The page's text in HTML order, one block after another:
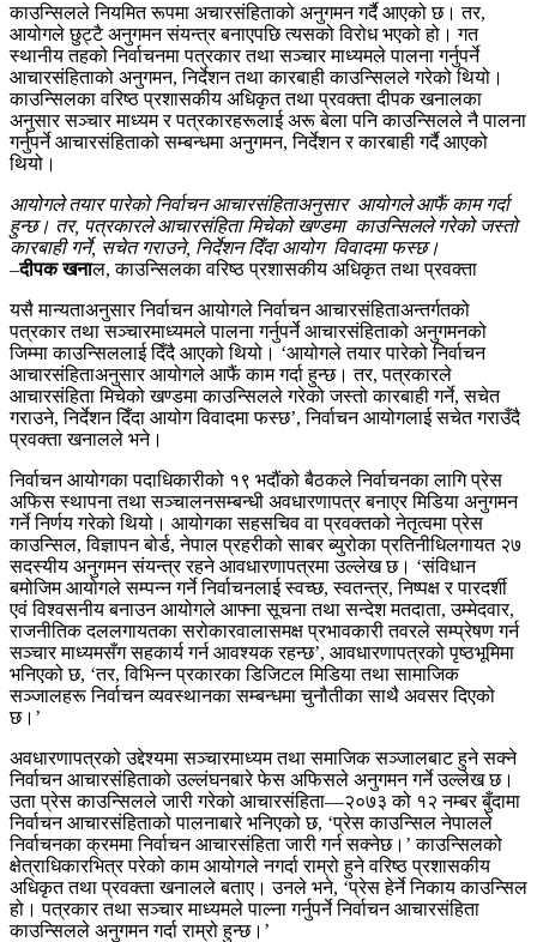
काउन्सिलले नियमित रूपमा अचारसंहिताको अनुगमन गर्दै आएको छ। तर,
आयोगले छुट्टै अनुगमन संयन्त्र बनाएपछि त्यसको विरोध भएको हो। गत
स्थानीय तहको निर्वाचनमा पत्रकार तथा सञ्चार माध्यमले पालना गर्नुपर्ने
आचारसंहिताको अनुगमन, निर्देशन तथा कारबाही काउन्सिलले गरेको थियो।
काउन्सिलका वरिष्ठ प्रशासकीय अधिकृत तथा प्रवक्ता दीपक खनालका
अनुसार सञ्चार माध्यम र पत्रकारहरूलाई अरू बेला पनि काउन्सिलले नै पालना
गर्नुपर्ने आचारसंहिताको सम्बन्धमा अनुगमन, निर्देशन र कारबाही गर्दै आएको
थियो।
आयोगले तयार पारेको निर्वाचन आचारसंहिताअनुसार आयोगले आफैं काम गर्दा
हुन्छ। तर, पत्रकारले आचारसंहिता मिचेको खण्डमा काउन्सिलले गरेको जस्तो
कारबाही गर्ने, सचेत गराउने, निर्देशन दिँदा आयोग विवादमा फस्छ।
–दीपक खनाल, काउन्सिलका वरिष्ठ प्रशासकीय अधिकृत तथा प्रवक्ता
यसै मान्यताअनुसार निर्वाचन आयोगले निर्वाचन आचारसंहिताअन्तर्गतको
पत्रकार तथा सञ्चारमाध्यमले पालना गर्नुपर्ने आचारसंहिताको अनुगमनको
जिम्मा काउन्सिललाई दिँदै आएको थियो। ‘आयोगले तयार पारेको निर्वाचन
आचारसंहिताअनुसार आयोगले आफैं काम गर्दा हुन्छ। तर, पत्रकारले
आचारसंहिता मिचेको खण्डमा काउन्सिलले गरेको जस्तो कारबाही गर्ने, सचेत
गराउने, निर्देशन दिँदा आयोग विवादमा फस्छ’, निर्वाचन आयोगलाई सचेत गराउँदै
प्रवक्ता खनालले भने।
निर्वाचन आयोगका पदाधिकारीको १९ भदौंको बैठकले निर्वाचनका लागि प्रेस
अफिस स्थापना तथा सञ्चालनसम्बन्धी अवधारणापत्र बनाएर मिडिया अनुगमन
गर्ने निर्णय गरेको थियो। आयोगका सहसचिव वा प्रवक्तको नेतृत्वमा प्रेस
काउन्सिल, विज्ञापन बोर्ड, नेपाल प्रहरीको साबर ब्युरोका प्रतिनीधिलगायत २७
सदस्यीय अनुगमन संयन्त्र रहने आवधारणापत्रमा उल्लेख छ। ‘संविधान
बमोजिम आयोगले सम्पन्न गर्ने निर्वाचनलाई स्वच्छ, स्वतन्त्र, निष्पक्ष र पारदर्शी
एवं विश्वसनीय बनाउन आयोगले आफ्ना सूचना तथा सन्देश मतदाता, उम्मेदवार,
राजनीतिक दललगायतका सरोकारवालासमक्ष प्रभावकारी तवरले सम्प्रेषण गर्न
सञ्चार माध्यमसँग सहकार्य गर्न आवश्यक रहन्छ’, आवधारणापत्रको पृष्ठभूमिमा
भनिएको छ, ‘तर, विभिन्न प्रकारका डिजिटल मिडिया तथा सामाजिक
सञ्जालहरू निर्वाचन व्यवस्थानका सम्बन्धमा चुनौतीका साथै अवसर दिएको
छ।’
अवधारणापत्रको उद्देश्यमा सञ्चारमाध्यम तथा समाजिक सञ्जालबाट हुने सक्ने
निर्वाचन आचारसंहिताको उल्लंघनबारे फेस अफिसले अनुगमन गर्ने उल्लेख छ।
उता प्रेस काउन्सिलले जारी गरेको आचारसंहिता—२०७३ को १२ नम्बर बुँदामा
निर्वाचन आचारसंहिताको पालनाबारे भनिएको छ, ‘प्रेस काउन्सिल नेपालले
निर्वाचनका क्रममा निर्वाचन आचारसंहिता जारी गर्न सक्नेछ।’ काउन्सिलको
क्षेत्राधिकारभित्र परेको काम आयोगले नगर्दा राम्रो हुने वरिष्ठ प्रशासकीय
अधिकृत तथा प्रवक्ता खनालले बताए। उनले भने, ‘प्रेस हेर्ने निकाय काउन्सिल
हो। पत्रकार तथा सञ्चार माध्यमले पाल्ना गर्नुपर्ने निर्वाचन आचारसंहिता
काउन्सिलले अनुगमन गर्दा राम्रो हुन्छ।’